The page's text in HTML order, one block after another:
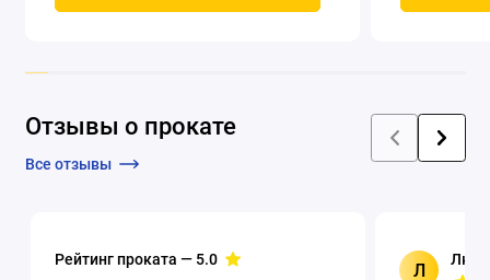
Отзывы о прокате
Все отзывы
Рейтинг проката — 5.0
Л